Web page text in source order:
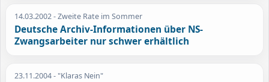
14.03.2002- Zweite Rate im Sommer
Deutsche Archiv-Informationen über NS-
Zwangsarbeiter nur schwer erhältlich
23.11.2004- "Klaras Nein"